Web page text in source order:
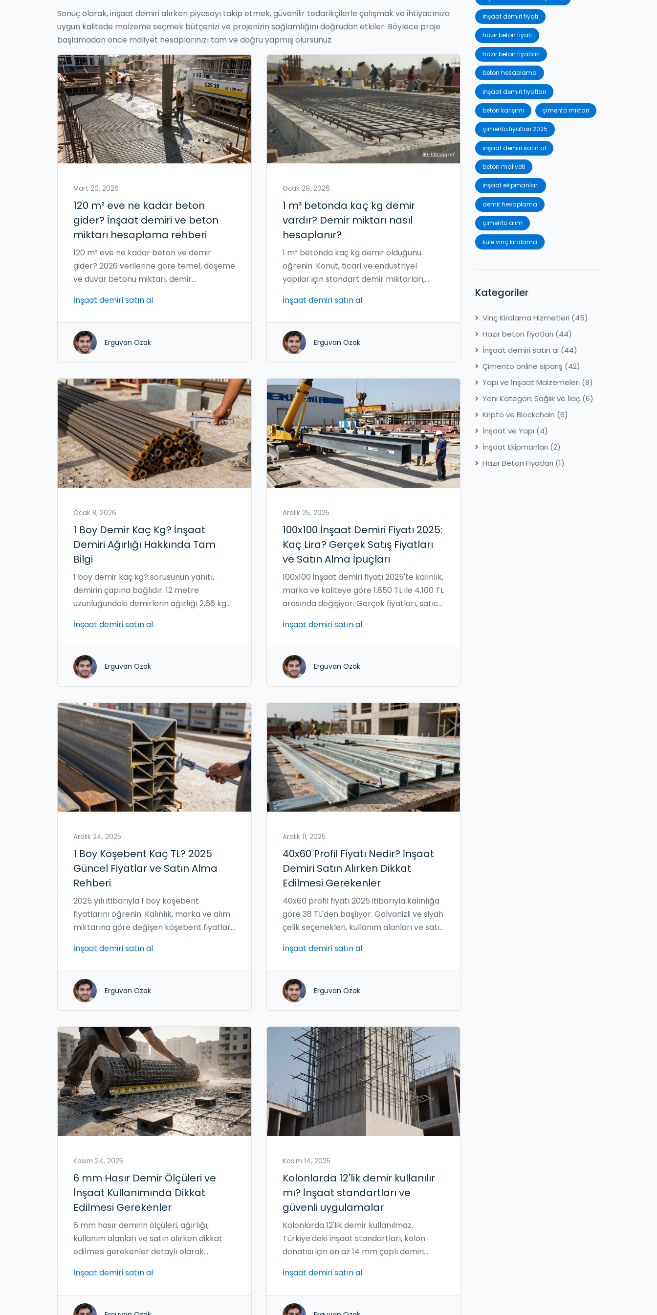
Sonuç olarak, inşaat demiri alırken piyasayı takip etmek, güvenilir tedarikçilerle çalışmak ve ihtiyacınıza
uygun kalitede malzeme seçmek bütçenizi ve projenizin sağlamlığını doğrudan etkiler. Böylece proje
başlamadan önce maliyet hesaplarınızı tam ve doğru yapmış olursunuz.
Mart 20, 2026
120 m² eve ne kadar beton
gider? İnşaat demiri ve beton
miktarı hesaplama rehberi
120 m² eve ne kadar beton ve demir
gider? 2026 verilerine göre temel, döşeme
ve duvar betonu miktarı, demir
inşaat rakamları, hatalar ve doğru
İnşaat demiri satın al
Erguvan Ozak
Ocak 29, 2026
1 m³ betonda kaç kg demir
vardır? Demir miktarı nasıl
hesaplanır?
1 m³ betonda kaç kg demir olduğunu
öğrenin. Konut, ticari ve endüstriyel
yapılar için standart demir miktarları,
önerileriyle detaylı rehber.
İnşaat demiri satın al
Erguvan Ozak
Ocak 8, 2026
1 Boy Demir Kaç Kg? İnşaat
Demiri Ağırlığı Hakkında Tam
Bilgi
1 boy demir kaç kg? sorusunun yanıtı,
demirin çapına bağlıdır. 12 metre
uzunluğundaki demirlerin ağırlığı 2,66 kg
hesaplama ve kullanım alanları burada.
İnşaat demiri satın al
Erguvan Ozak
Aralık 25, 2025
100x100 İnşaat Demiri Fiyatı 2025:
Kaç Lira? Gerçek Satış Fiyatları
ve Satın Alma İpuçları
100x100 inşaat demiri fiyatı 2025'te kalınlık,
marka ve kaliteye göre 1.850 TL ile 4.100 TL
arasında değişiyor. Gerçek fiyatları, satıcı
rehber.
İnşaat demiri satın al
Erguvan Ozak
Aralık 24, 2025
1 Boy Köşebent Kaç TL? 2025
Güncel Fiyatlar ve Satın Alma
Rehberi
2025 yılı itibarıyla 1 boy köşebent
fiyatlarını öğrenin. Kalınlık, marka ve alım
miktarına göre değişen köşebent fiyatları,
kullanılması gerektiği ve nasıl doğru satın
İnşaat demiri satın al
Erguvan Ozak
Aralık 11, 2025
40x60 Profil Fiyatı Nedir? İnşaat
Demiri Satın Alırken Dikkat
Edilmesi Gerekenler
40x60 profil fiyatı 2025 itibarıyla kalınlığa
göre 38 TL'den başlıyor. Galvanizli ve siyah
çelik seçenekleri, kullanım alanları ve satın
anlatılıyor.
İnşaat demiri satın al
Erguvan Ozak
Kasım 24, 2025
6 mm Hasır Demir Ölçüleri ve
İnşaat Kullanımında Dikkat
Edilmesi Gerekenler
6 mm hasır demirin ölçüleri, ağırlığı,
kullanım alanları ve satın alırken dikkat
edilmesi gerekenler detaylı olarak
kullanım için pratik bilgiler.
İnşaat demiri satın al
Kasım 14, 2025
Kolonlarda 12'lik demir kullanılır
mı? İnşaat standartları ve
güvenli uygulamalar
Kolonlarda 12'lik demir kullanılmaz.
Türkiye'deki inşaat standartları, kolon
donatısı için en az 14 mm çaplı demiri
kullanım yerleri ve güvenli alternatifler
İnşaat demiri satın al
inşaat demiri fiyatı
hazır beton fiyatı
hazır beton fiyatları
beton hesaplama
inşaat demiri fiyatları
beton karışımı çimento miktarı
çimento fiyatları 2025
inşaat demiri satın al
beton maliyeti
inşaat ekipmanları
demir hesaplama
çimento alım
kule vinç kiralama
Kategoriler
Vinç Kiralama Hizmetleri (45)
Hazır beton fiyatları (44)
İnşaat demiri satın al (44)
Çimento online sipariş (42)
Yapı ve İnşaat Malzemeleri (8)
Yeni Kategori: Sağlık ve İlaç (6)
Kripto ve Blockchain (6)
İnşaat ve Yapı (4)
İnşaat Ekipmanları (2)
Hazır Beton Fiyatları (1)